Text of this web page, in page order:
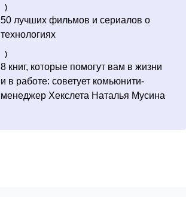
50 лучших фильмов и сериалов о
технологиях
8 книг, которые помогут вам в жизни
и в работе: советует комьюнити-
менеджер Хекслета Наталья Мусина